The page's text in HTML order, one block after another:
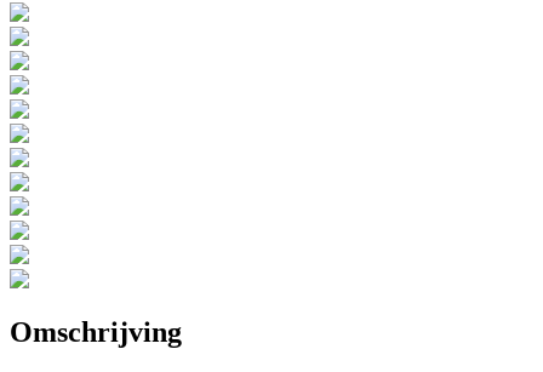
Omschrijving